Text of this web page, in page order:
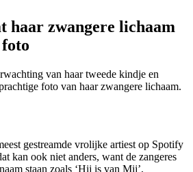
haar zwangere lichaam
van haar tweede kindje en
foto van haar zwangere lichaam.
gestreamde vrolijke artiest op Spotify
kan ook niet anders, want de zangeres
staan zoals ‘Hij is van Mij’,